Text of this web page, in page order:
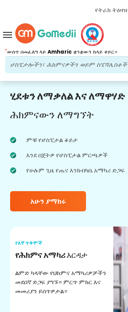
የትራክ ትዕዛዝ
*ውስጥ በመፈለግ ላይ Amharic ቋንቋውን ከላይ ቀይር።
menu
ሂደቱን ለማቃለል እና ለማዋሃድ
ሕክምናውን ለማግኘት
ምቹ የሆስፒታል ቆይታ
እንደ በጀትዎ የሆስፒታል ምርጫዎች
የሁሉም ጊዜ የጤና እንክብካቤ አማካሪ ድጋፍ
አሁን ያማክሩ
የእኛ ጥቅሞች
የሕክምና አማካሪእርዳታ
ልምድ ካላቸው የህክምና አማካሪዎቻችን
መደበኛ ድጋፍ ያግኙ። ምርጥ ምክር እና
መመሪያን ይሰጥዎታል።